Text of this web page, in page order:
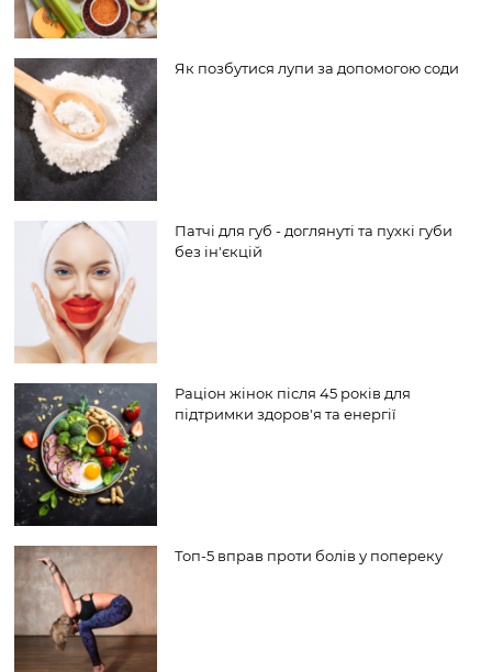
Як позбутися лупи за допомогою соди
Патчі для губ - доглянуті та пухкі губи
без ін'єкцій
Раціон жінок після 45 років для
підтримки здоров'я та енергії
Топ-5 вправ проти болів у попереку